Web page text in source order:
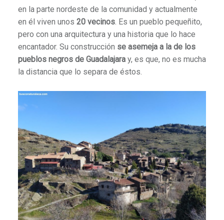
en la parte nordeste de la comunidad y actualmente
en él viven unos 20 vecinos. Es un pueblo pequeñito,
pero con una arquitectura y una historia que lo hace
encantador. Su construcción se asemeja a la de los
pueblos negros de Guadalajaray, es que, no es mucha
la distancia que lo separa de éstos.